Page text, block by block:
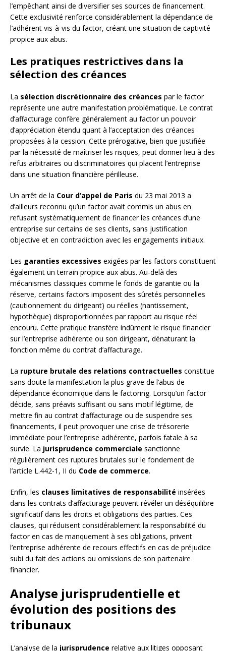
l’empêchant ainsi de diversifier ses sources de financement.
Cette exclusivité renforce considérablement la dépendance de
l’adhérent vis-à-vis du factor, créant une situation de captivité
propice aux abus.
Les pratiques restrictives dans la
sélection des créances
La sélection discrétionnaire des créances par le factor
représente une autre manifestation problématique. Le contrat
d’affacturage confère généralement au factor un pouvoir
d’appréciation étendu quant à l’acceptation des créances
proposées à la cession. Cette prérogative, bien que justifiée
par la nécessité de maîtriser les risques, peut donner lieu à des
refus arbitraires ou discriminatoires qui placent l’entreprise
dans une situation financière périlleuse.
Un arrêt de la Cour d’appel de Paris du 23 mai 2013 a
d’ailleurs reconnu qu’un factor avait commis un abus en
refusant systématiquement de financer les créances d’une
entreprise sur certains de ses clients, sans justification
objective et en contradiction avec les engagements initiaux.
Les garanties excessives exigées par les factors constituent
également un terrain propice aux abus. Au-delà des
mécanismes classiques comme le fonds de garantie ou la
réserve, certains factors imposent des sûretés personnelles
(cautionnement du dirigeant) ou réelles (nantissement,
hypothèque) disproportionnées par rapport au risque réel
encouru. Cette pratique transfère indûment le risque financier
sur l’entreprise adhérente ou son dirigeant, dénaturant la
fonction même du contrat d’affacturage.
La rupture brutale des relations contractuelles constitue
sans doute la manifestation la plus grave de l’abus de
dépendance économique dans le factoring. Lorsqu’un factor
décide, sans préavis suffisant ou sans motif légitime, de
mettre fin au contrat d’affacturage ou de suspendre ses
financements, il peut provoquer une crise de trésorerie
immédiate pour l’entreprise adhérente, parfois fatale à sa
survie. La jurisprudence commerciale sanctionne
régulièrement ces ruptures brutales sur le fondement de
l’article L.442-1, II du Code de commerce.
Enfin, les clauses limitatives de responsabilité insérées
dans les contrats d’affacturage peuvent révéler un déséquilibre
significatif dans les droits et obligations des parties. Ces
clauses, qui réduisent considérablement la responsabilité du
factor en cas de manquement à ses obligations, privent
l’entreprise adhérente de recours effectifs en cas de préjudice
subi du fait des actions ou omissions de son partenaire
financier.
Analyse jurisprudentielle et
évolution des positions des
tribunaux
L’analyse de la jurisprudence relative aux litiges opposant